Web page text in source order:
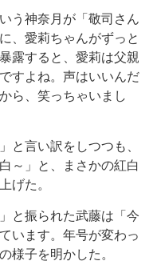
う神奈月が「敬司さん
、愛莉ちゃんがずっと
露すると、愛莉は父親
すよね。声はいいんだ
ら、笑っちゃいまし
と言い訳をしつつも、
～」と、まさかの紅白
げた。
と振られた武藤は「今
います。年号が変わっ
様子を明かした。